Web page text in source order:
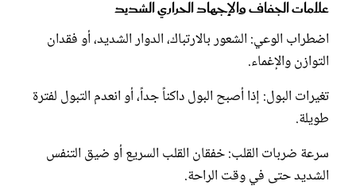
علامات الجفاف والإجهاد الحراري الشديد
اضطراب الوعي: الشعور بالارتباك، الدوار الشديد، أو فقدان
التوازن والإغماء.
تغيرات البول: إذا أصبح البول داكناً جداً، أو انعدم التبول لفترة
طويلة.
سرعة ضربات القلب: خفقان القلب السريع أو ضيق التنفس
الشديد حتى في وقت الراحة.